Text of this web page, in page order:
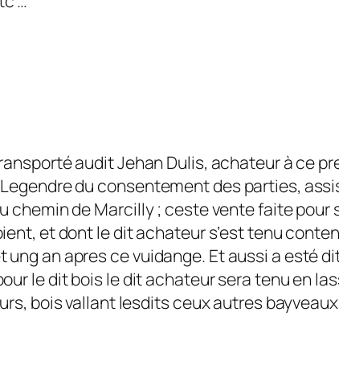
audit Jehan Dulis, achateur à ce
du consentement des parties,
chemin de Marcilly ; ceste vente faite
et dont le dit achateur s’est tenu
ung an apres ce vuidange. Et aussi a esté
le dit bois le dit achateur sera tenu en
bois vallant lesdits ceux autres